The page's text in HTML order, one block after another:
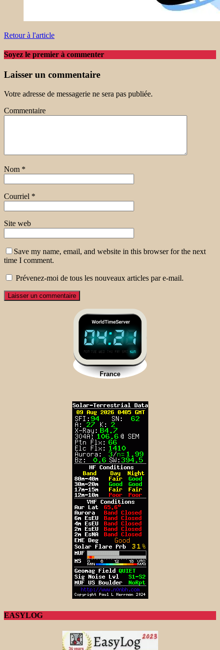
Retour à l'article
Soyez le premier à commenter
Laisser un commentaire
Votre adresse de messagerie ne sera pas publiée.
Commentaire
Nom *
Courriel *
Site web
Save my name, email, and website in this browser for the next
time I comment.
Prévenez-moi de tous les nouveaux articles par e-mail.
EASYLOG